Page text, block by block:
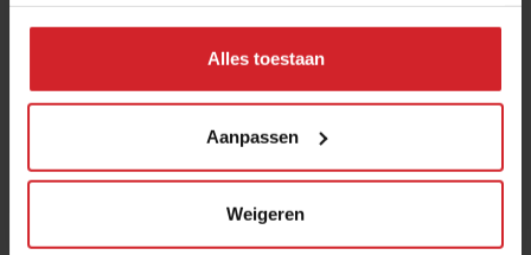
Alles toestaan
Aanpassen
Weigeren